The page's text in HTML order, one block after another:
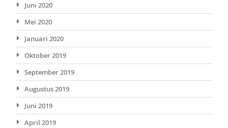
Juni 2020
Mei 2020
Januari 2020
Oktober 2019
September 2019
Augustus 2019
Juni 2019
April 2019